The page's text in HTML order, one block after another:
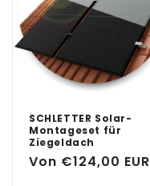
SCHLETTER Solar-
Montageset für
Ziegeldach
Normaler
Von €124,00 EUR